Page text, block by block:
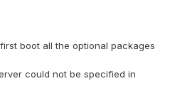
boot all the optional packages
could not be specified in